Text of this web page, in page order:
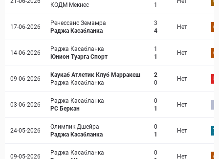
КОДМ Мекнес
1
17-06-2026
Ренессанс Земамра
Раджа Касабланка
3
4
Нет
14-06-2026
Раджа Касабланка
Юнион Туарга Спорт
1
1
Нет
09-06-2026
Каукаб Атлетик Клуб Марракеш
Раджа Касабланка
2
0
Нет
03-06-2026
Раджа Касабланка
РС Беркан
0
1
Нет
24-05-2026
Олимпик Дшейра
Раджа Касабланка
0
1
Нет
09-05-2026
Раджа Касабланка
0
Нет